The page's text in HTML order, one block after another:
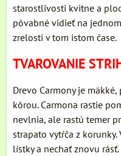
starostlivosti kvitne a
pôvabné vidieť na
zrelosti v tom istom čase.
TVAROVANIE
Drevo Carmony je
kôrou. Carmona rastie
nevlnia, ale rastú temer
strapato vytŕča z
lístky a nechať znovu